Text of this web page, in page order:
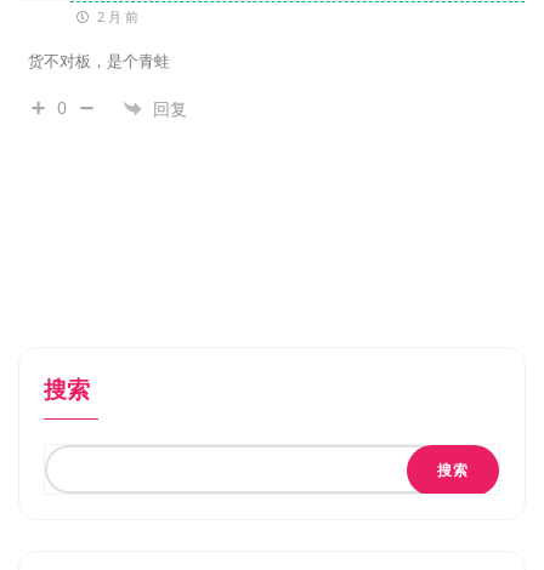
2 月 前
货不对板，是个青蛙
0 回复
搜索
搜索